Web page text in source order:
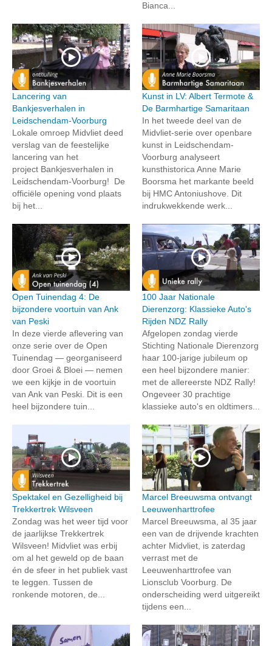
Bianca...
Lancering van
Bankjesverhalen in
Leidschendam-Voorburg
Lokale omroep Midvliet deed
verslag van de feestelijke
lancering van het
project Bankjesverhalen in
Leidschendam-Voorburg! De
officiële opening vond plaats
bij het...
Kunst in LV: Albert Termote &
De Barmhartige Samaritaan
In het tweede deel van de
Midvliet-serie over openbare
kunst in Leidschendam-
Voorburg analyseert
kunsthistorica Anne Marie
Boorsma het markante beeld
bij HMC Antoniushove. Dit
indrukwekkende werk...
Open Tuinendag 4: De
bijzondere voortuin van Ank
van Peski
In deze vierde aflevering van
onze serie over de Open
Tuinendag — georganiseerd
door Groei & Bloei — nemen
we een kijkje in de voortuin
van Ank van Peski. Dit is een
heel bijzondere tuin...
100 Jaar Nationale
Dierenzorg: Klassieke Auto's
Rijden NDZ Rally
Afgelopen zondag vierde
Stichting Nationale Dierenzorg
haar 100-jarige jubileum op
een heel bijzondere manier:
met de allereerste NDZ Rally!
Ongeveer 30 prachtige
klassieke auto's en oldtimers...
Spektakel en Gezelligheid bij
Trekkertrek Wilsveen
Zondag was het weer tijd voor
de jaarlijkse Trekkertrek
Wilsveen! Midvliet was erbij
om al het geweld op de baan
én de sfeer in het publiek vast
te leggen. Tussen de
ronkende motoren, de...
Marcel Breeuwsma ontvangt
Leeuwenharttrofee
Marcel Breeuwsma, al 35 jaar
een van de drijvende krachten
achter Midvliet, is zaterdag
verrast met de
Leeuwenharttrofee van
Lionsclub Voorburg. De
onderscheiding werd uitgereikt
tijdens een...